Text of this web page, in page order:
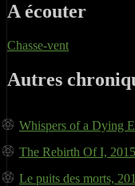
A écouter
Chasse-vent
Autres
Whispers of a Dying
The Rebirth Of I, 2015
Le puits des morts,